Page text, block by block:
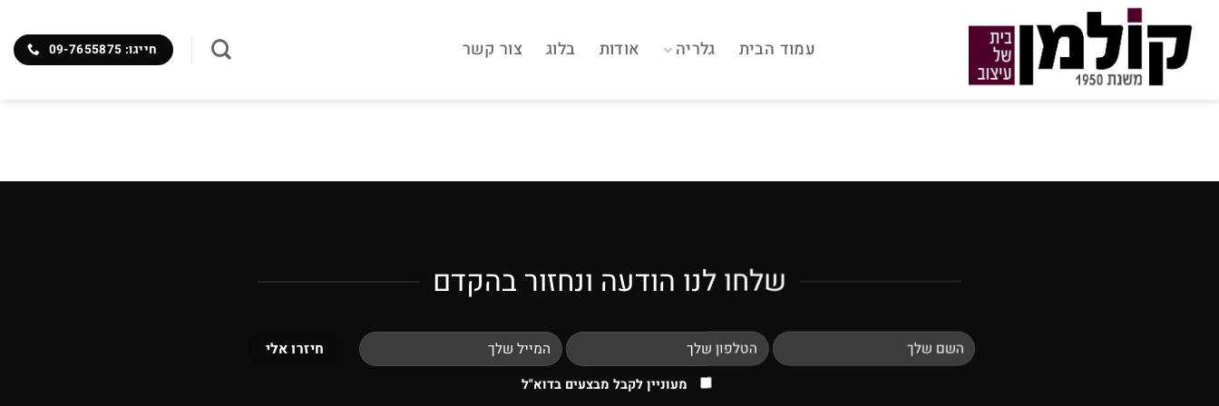
content
עמוד הבית גלריה אודות בלוג צור קשר חייגו: 09-7655875
שלחו לנו הודעה ונחזור בהקדם
מעוניין לקבל מבצעים בדוא"ל